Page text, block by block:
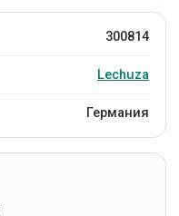
300814
Lechuza
Германия